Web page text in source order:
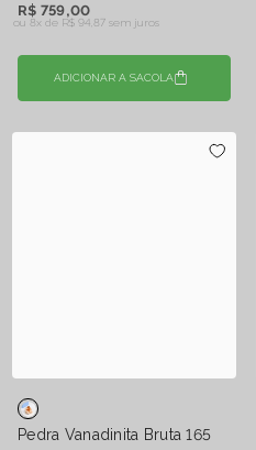
R$ 759,00
ou 8x de R$ 94,87 sem juros
ADICIONAR A SACOLA
Pedra Vanadinita Bruta 165